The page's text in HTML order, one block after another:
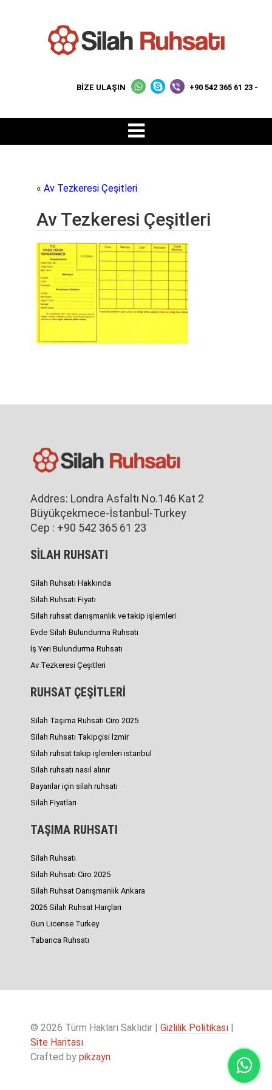
BİZE ULAŞIN +90 542 365 61 23 -
« Av Tezkeresi Çeşitleri
Av Tezkeresi Çeşitleri
Addres: Londra Asfaltı No.146 Kat 2
Büyükçekmece-İstanbul-Turkey
Cep : +90 542 365 61 23
SİLAH RUHSATI
Silah Ruhsatı Hakkında
Silah Ruhsatı Fiyatı
Silah ruhsat danışmanlık ve takip işlemleri
Evde Silah Bulundurma Ruhsatı
İş Yeri Bulundurma Ruhsatı
Av Tezkeresi Çeşitleri
RUHSAT ÇEŞİTLERİ
Silah Taşıma Ruhsatı Ciro 2025
Silah Ruhsatı Takipçisi İzmir
Silah ruhsat takip işlemleri istanbul
Silah ruhsatı nasıl alınır
Bayanlar için silah ruhsatı
Silah Fiyatları
TAŞIMA RUHSATI
Silah Ruhsatı
Silah Ruhsatı Ciro 2025
Silah Ruhsat Danışmanlık Ankara
2026 Silah Ruhsat Harçları
Gun License Turkey
Tabanca Ruhsatı
© 2026 Türm Hakları Saklıdır | Gizlilik Politikası
Site Haritası.
Crafted by pikzayn